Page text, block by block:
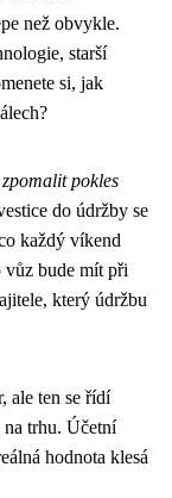
než obvykle.
starší
si, jak
pokles
do údržby se
každý víkend
vůz bude mít při
který údržbu
ale ten se řídí
trhu. Účetní
hodnota klesá